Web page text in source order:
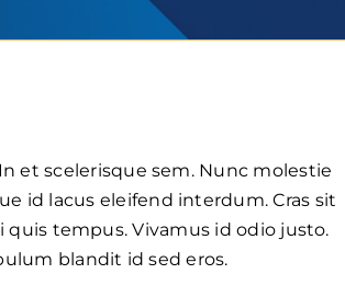
et scelerisque sem. Nunc molestie
id lacus eleifend interdum. Cras sit
tempus. Vivamus id odio justo.
blandit id sed eros.